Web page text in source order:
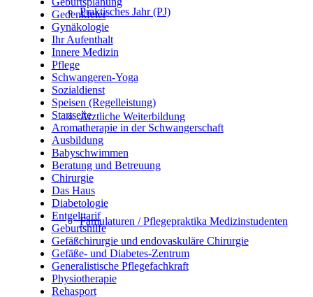
Praktisches Jahr (PJ)
Ärztliche Weiterbildung
Famulaturen / Pflegepraktika Medizinstudenten
Gedenkfeier
Gynäkologie
Ihr Aufenthalt
Innere Medizin
Pflege
Schwangeren-Yoga
Sozialdienst
Speisen (Regelleistung)
Startseite
Aromatherapie in der Schwangerschaft
Ausbildung
Babyschwimmen
Beratung und Betreuung
Chirurgie
Das Haus
Diabetologie
Entgelttarif
Geburtshilfe
Gefäßchirurgie und endovaskuläre Chirurgie
Gefäße- und Diabetes-Zentrum
Generalistische Pflegefachkraft
Physiotherapie
Rehasport